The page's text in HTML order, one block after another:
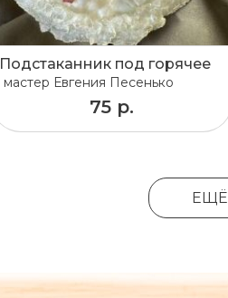
Подстаканник под горячее
мастер Евгения Песенько
75 р.
ЕЩЁ